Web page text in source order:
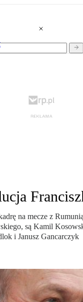
na mecze z
są Kamil
i Janusz Gancarczyk